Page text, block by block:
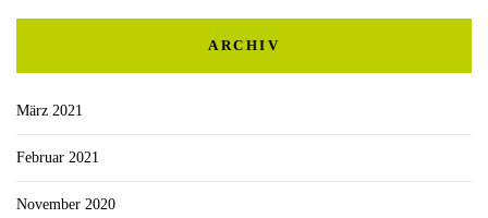
ARCHIV
März 2021
Februar 2021
November 2020